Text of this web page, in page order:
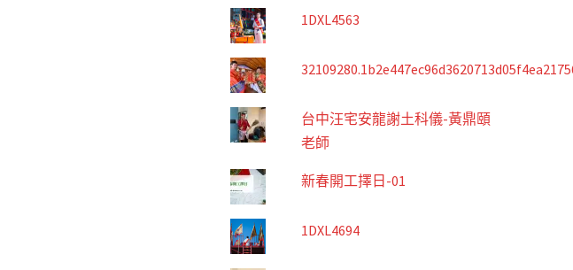
1DXL4563
台中汪宅安龍謝土科儀-黃鼎頤
老師
新春開工擇日-01
1DXL4694